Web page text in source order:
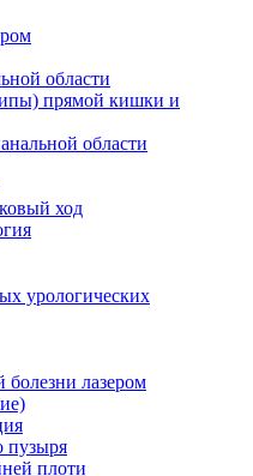
области
прямой кишки и
области
ход
урологических
лазером
пузыря
плоти